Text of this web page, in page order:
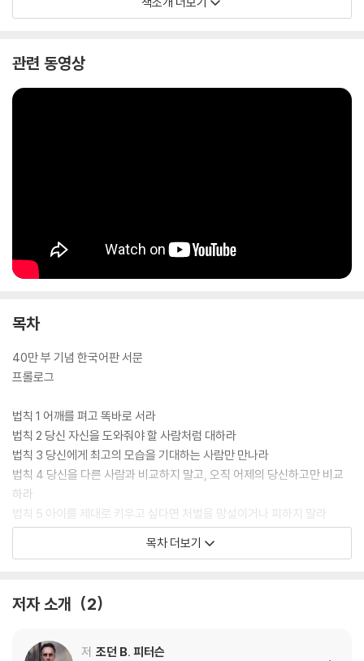
관련 동영상
목차
40만 부 기념 한국어판 서문
프롤로그
법칙 1 어깨를 펴고 똑바로 서라
법칙 2 당신 자신을 도와줘야 할 사람처럼 대하라
법칙 3 당신에게 최고의 모습을 기대하는 사람만 만나라
법칙 4 당신을 다른 사람과 비교하지 말고, 오직 어제의 당신하고만 비교
하라
법칙 5 아이를 제대로 키우고 싶다면 처벌을 망설이거나 피하지 말라
법칙 6 세상을 탓하기 전에 방부터 정리하라
법칙 7 쉬운 길이 아니라 의미 있는 길을 선택하라
고 생각하라
법칙 11 아이들이 스케이트보드를 탈 때 방해하지 말고 내버려 두어라
목차 더보기
저자 소개 2
저 조던 B. 피터슨